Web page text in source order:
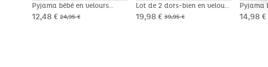
Pyjama bébé en velours
blanc avec broderie mouton
12,48 € 24,95 €
Lot de 2 dors-bien en velours
brodé lapin
19,98 € 39,95 €
Pyjama
avec
14,98 €